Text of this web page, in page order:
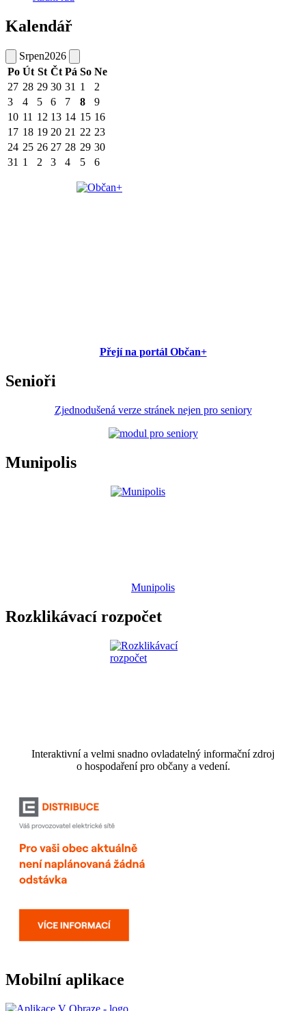
Kalendář
Srpen2026
Po Út St Čt Pá So Ne
27 28 29 30 31 1
2
3
4 5 6 7 8
9
10 11 12 13 14 15 16
17 18 19 20 21 22 23
24 25 26 27 28 29 30
31 1 2 3 4 5 6
Přejí na portál Občan+
Senioři
Zjednodušená verze stránek nejen pro seniory
Munipolis
Munipolis
Rozklikávací rozpočet
Interaktivní a velmi snadno ovladatelný informační zdroj
o hospodaření pro občany a vedení.
Mobilní aplikace